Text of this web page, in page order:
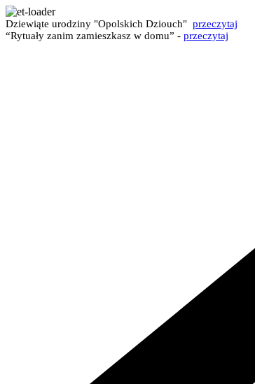
Dziewiąte urodziny "Opolskich Dziouch" przeczytaj
“Rytuały zanim zamieszkasz w domu” - przeczytaj